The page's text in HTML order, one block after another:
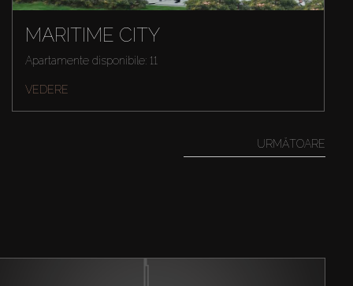
MARITIME CITY
Apartamente disponibile: 11
VEDERE
URMĂTOARE